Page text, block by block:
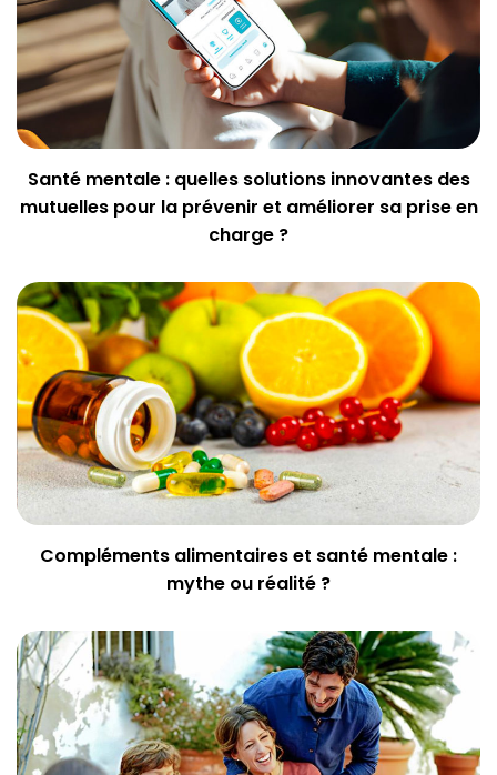
Santé mentale : quelles solutions innovantes des
mutuelles pour la prévenir et améliorer sa prise en
charge ?
Compléments alimentaires et santé mentale :
mythe ou réalité ?